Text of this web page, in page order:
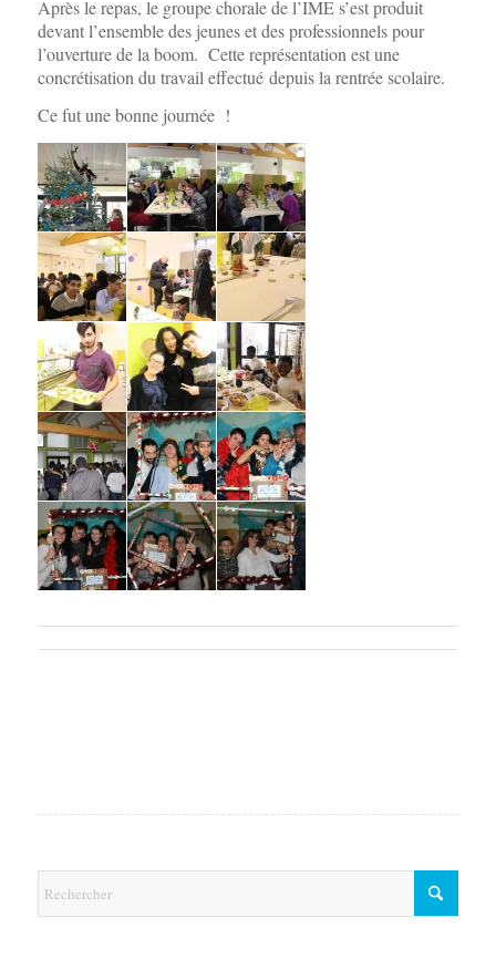
Après le repas, le groupe chorale de l’IME s’est produit
devant l’ensemble des jeunes et des professionnels pour
l’ouverture de la boom. Cette représentation est une
concrétisation du travail effectué depuis la rentrée scolaire.
Ce fut une bonne journée !